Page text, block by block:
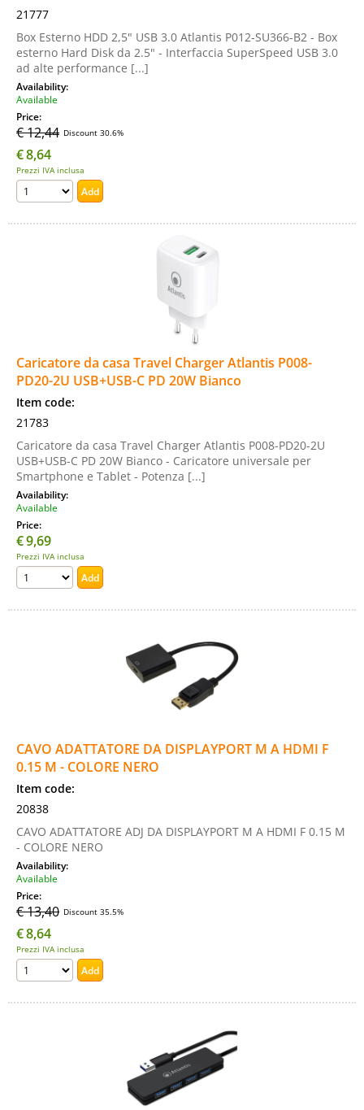
21777
Box Esterno HDD 2,5" USB 3.0 Atlantis P012-SU366-B2 - Box
esterno Hard Disk da 2.5" - Interfaccia SuperSpeed USB 3.0
ad alte performance [...]
Availability:
Available
Price:
€ 12,44 Discount 30.6%
€8,64
Prezzi IVA inclusa
Caricatore da casa Travel Charger Atlantis P008-
PD20-2U USB+USB-C PD 20W Bianco
Item code:
21783
Caricatore da casa Travel Charger Atlantis P008-PD20-2U
USB+USB-C PD 20W Bianco - Caricatore universale per
Smartphone e Tablet - Potenza [...]
Availability:
Available
Price:
€9,69
Prezzi IVA inclusa
CAVO ADATTATORE DA DISPLAYPORT M A HDMI F
0.15 M - COLORE NERO
Item code:
20838
CAVO ADATTATORE ADJ DA DISPLAYPORT M A HDMI F 0.15 M
- COLORE NERO
Availability:
Available
Price:
€ 13,40 Discount 35.5%
€8,64
Prezzi IVA inclusa